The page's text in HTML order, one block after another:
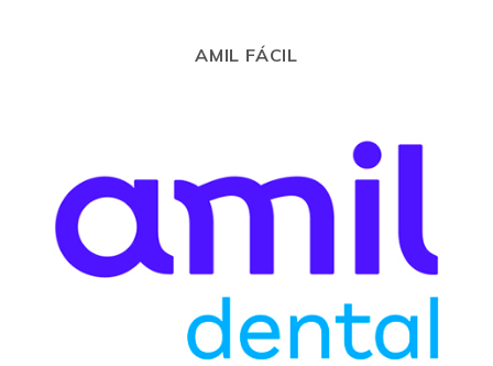
AMIL FÁCIL